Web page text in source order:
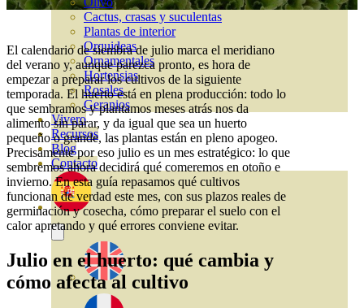
Cactus, crasas y suculentas
Plantas de interior
Orquideas
Ornamentales
Hortensias
Rosales
Geranios
Vivero
Recursos
Blog
Contacto
El calendario de siembra de julio marca el meridiano
del verano y, aunque parezca pronto, es hora de
empezar a preparar los cultivos de la siguiente
temporada. El huerto está en plena producción: todo lo
que sembramos y plantamos meses atrás nos da
alimento sin parar, y da igual que sea un huerto
pequeño o grande, las plantas están en pleno apogeo.
Precisamente por eso julio es un mes estratégico: lo que
sembremos ahora decidirá qué comeremos en otoño e
invierno. En esta guía repasamos qué cultivos
funcionan de verdad este mes, con sus plazos reales de
germinación y cosecha, cómo preparar el suelo con el
calor apretando y qué errores conviene evitar.
Julio en el huerto: qué cambia y
cómo afecta al cultivo